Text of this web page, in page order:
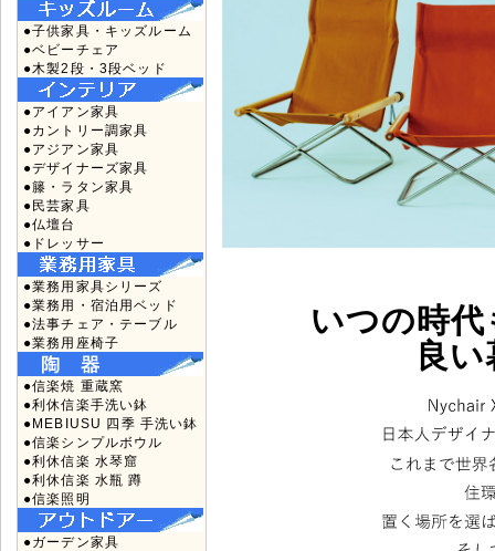
●子供家具・キッズルーム
●ベビーチェア
●木製2段・3段ベッド
●アイアン家具
●カントリー調家具
●アジアン家具
●デザイナーズ家具
●籐・ラタン家具
●民芸家具
●仏壇台
●ドレッサー
●業務用家具シリーズ
●業務用・宿泊用ベッド
●法事チェア・テーブル
●業務用座椅子
●信楽焼 重蔵窯
●利休信楽手洗い鉢
●MEBIUSU 四季 手洗い鉢
●信楽シンプルボウル
●利休信楽 水琴窟
●利休信楽 水瓶 蹲
●信楽照明
●ガーデン家具
いつの時
良